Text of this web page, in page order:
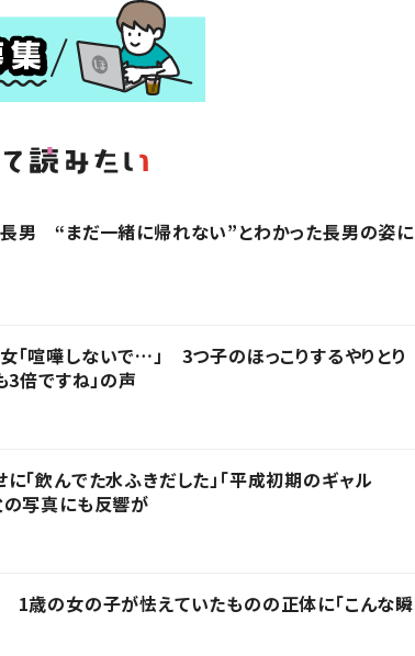
男 “まだ一緒に帰れない”とわかった長男の姿に
喧嘩しないで…」 3つ子のほっこりするやりとり
3倍ですね」の声
「飲んでた水ふきだした」「平成初期のギャル
写真にも反響が
歳の女の子が怯えていたものの正体に「こんな瞬